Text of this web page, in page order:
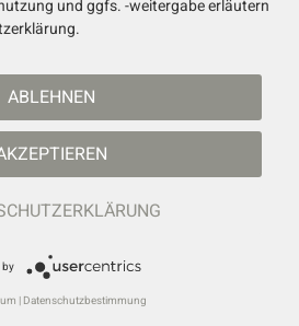
und ggfs. -weitergabe erläutern
ABLEHNEN
by
| Datenschutzbestimmung